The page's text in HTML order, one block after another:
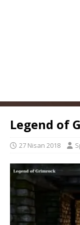
Legend of
27 Nisan 2018